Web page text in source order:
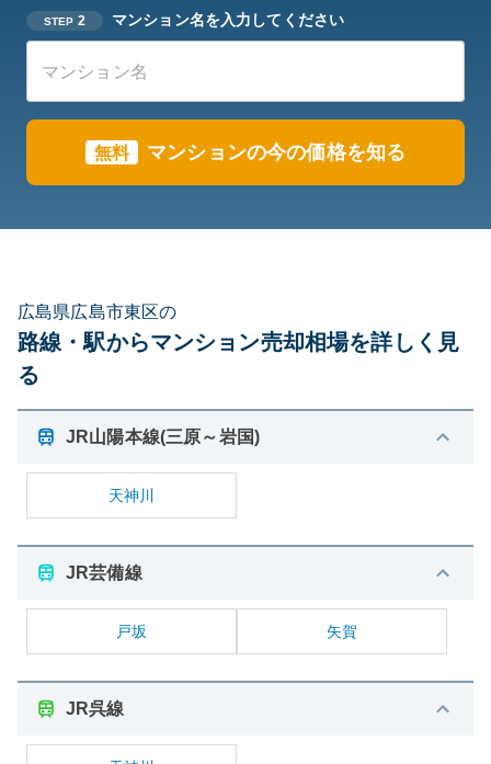
STEP 2 マンション名を入力してください
無料 マンションの今の価格を知る
広島県広島市東区の
路線・駅からマンション売却相場を詳しく見
る
JR山陽本線(三原～岩国)
天神川
JR芸備線
戸坂 矢賀
JR呉線